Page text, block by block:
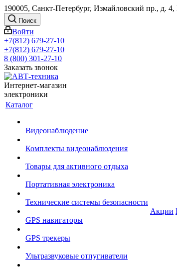
190005, Санкт-Петербург, Измайловский пр., д.
Поиск
Войти
+7(812) 679-27-10
+7(812) 679-27-10
8 (800) 301-27-10
Заказать звонок
Интернет-магазин
электроники
Каталог
Видеонаблюдение
Комплекты видеонаблюдения
Товары для активного отдыха
Портативная электроника
Технические системы безопасности
GPS навигаторы
GPS трекеры
Ультразвуковые отпугиватели
Акции